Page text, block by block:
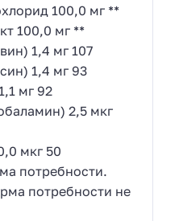
100,0 мг **
100,0 мг **
1,4 мг 107
1,4 мг 93
мг 92
2,5 мкг
мкг 50
потребности.
потребности не